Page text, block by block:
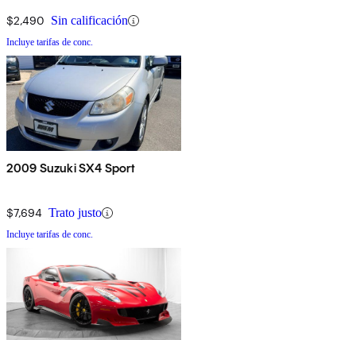
$2,490 Sin calificación
Incluye tarifas de conc.
2009 Suzuki SX4 Sport
$7,694 Trato justo
Incluye tarifas de conc.